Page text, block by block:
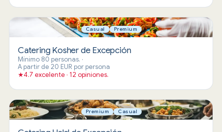
Casual Premium
Catering Kosher de Excepción
Mínimo 80 personas. ·
A partir de 20 EUR por persona
★4.7 excelente · 12 opiniones.
Premium Casual